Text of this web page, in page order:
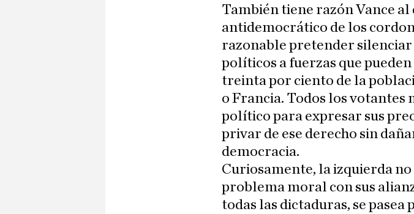
También tiene razón Vance
antidemocrático de los
razonable pretender
políticos a fuerzas que
treinta por ciento de la
o Francia. Todos los votantes
político para expresar sus
privar de ese derecho sin
democracia.
Curiosamente, la izquierda
problema moral con sus
todas las dictaduras, se pasea